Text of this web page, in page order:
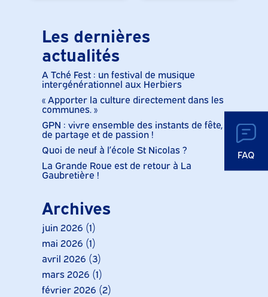
FAQ
Les dernières
actualités
A Tché Fest : un festival de musique
intergénérationnel aux Herbiers
« Apporter la culture directement dans les
communes. »
GPN : vivre ensemble des instants de fête,
de partage et de passion !
Quoi de neuf à l’école St Nicolas ?
La Grande Roue est de retour à La
Gaubretière !
Archives
juin 2026 (1)
mai 2026 (1)
avril 2026 (3)
mars 2026 (1)
février 2026 (2)